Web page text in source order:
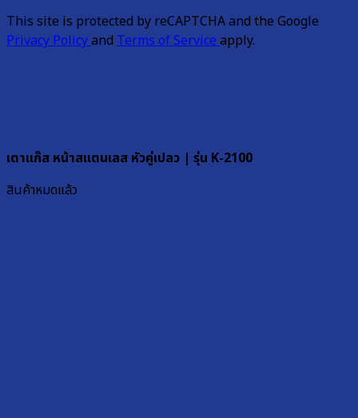
This site is protected by reCAPTCHA and the Google
Privacy Policyand Terms of Serviceapply.
เตาแก๊ส หน้าสแตนเลส หัวคู่เปลว | รุ่น K-2100
สินค้าหมดแล้ว